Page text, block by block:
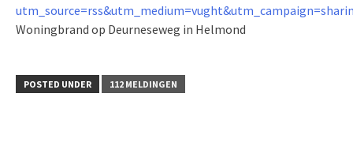
Woningbrand op Deurneseweg in Helmond
POSTED UNDER 112 MELDINGEN